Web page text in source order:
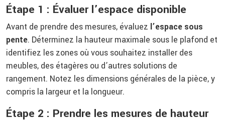
Étape 1 : Évaluer l’espace disponible
Avant de prendre des mesures, évaluez l’espace sous
pente. Déterminez la hauteur maximale sous le plafond et
identifiez les zones où vous souhaitez installer des
meubles, des étagères ou d’autres solutions de
rangement. Notez les dimensions générales de la pièce, y
compris la largeur et la longueur.
Étape 2 : Prendre les mesures de hauteur